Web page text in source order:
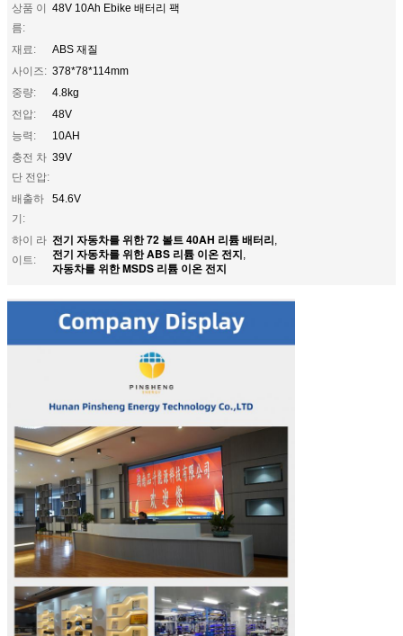
상품 이
름:
48V 10Ah Ebike 배터리 팩
재료:
ABS 재질
사이즈: 378*78*114mm
중량:
4.8kg
전압:
48V
능력:
10AH
충전 차
단 전압:
39V
배출하
기:
54.6V
하이 라
이트:
전기 자동차를 위한 72 볼트 40AH 리튬 배터리,
전기 자동차를 위한 ABS 리튬 이온 전지,
자동차를 위한 MSDS 리튬 이온 전지